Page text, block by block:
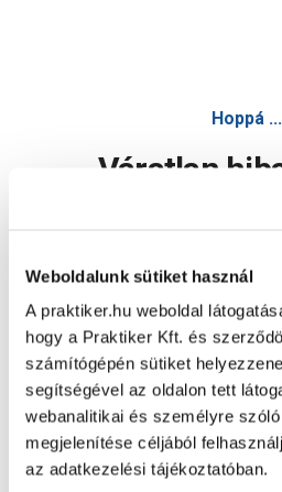
Weboldalunk sütiket használ
A praktiker.hu weboldal
hogy a Praktiker Kft. és
számítógépén sütiket
segítségével az oldalon tett
webanalitikai és személyre
megjelenítése céljából
az adatkezelési tájékoztatóban.
Hoppá ...
Váratlan
Oldal